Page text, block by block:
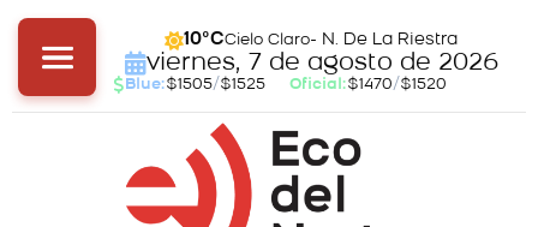
10°CCielo Claro- N. De La Riestra
viernes, 7 de agosto de 2026
Blue:$1505/$1525 Oficial:$1470/$1520